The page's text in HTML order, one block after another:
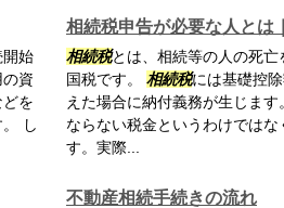
開始
資
を
し
相続税申告が必要な人とは
相続税とは、相続等の人の死
国税です。 相続税には基礎控
えた場合に納付義務が生じます
ならない税金というわけでは
す。実際...
不動産相続手続きの流れ